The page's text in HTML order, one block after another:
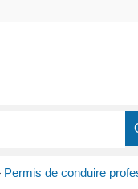
Permis de conduire